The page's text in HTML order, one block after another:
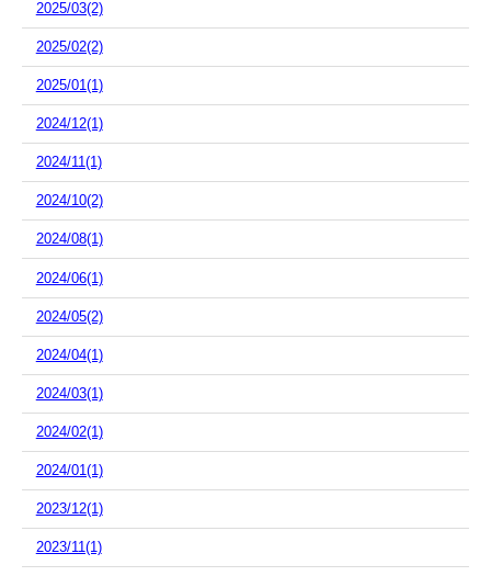
2025/03(2)
2025/02(2)
2025/01(1)
2024/12(1)
2024/11(1)
2024/10(2)
2024/08(1)
2024/06(1)
2024/05(2)
2024/04(1)
2024/03(1)
2024/02(1)
2024/01(1)
2023/12(1)
2023/11(1)